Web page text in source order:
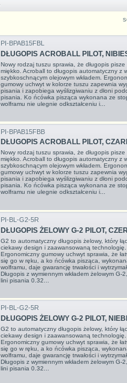
PI-BPAB15FBL
DŁUGOPIS ACROBALL PILOT,
Nowy rodzaj tuszu sprawia, że długopis pisze
miękko. Acroball to długopis automatyczny z
szybkoschnącym olejowym wkładem.
gumowy uchwyt w kolorze tuszu zapewnia
pisania i zapobiega wyślizgiwaniu z dłoni
pisania. Ko ńcówka pisząca wykonana ze
wolframu nie ulegnie odkształceniu i...
PI-BPAB15FBB
DŁUGOPIS ACROBALL PILOT,
Nowy rodzaj tuszu sprawia, że długopis pisze
miękko. Acroball to długopis automatyczny z
szybkoschnącym olejowym wkładem.
gumowy uchwyt w kolorze tuszu zapewnia
pisania i zapobiega wyślizgiwaniu z dłoni
pisania. Ko ńcówka pisząca wykonana ze
wolframu nie ulegnie odkształceniu i...
PI-BL-G2-5R
DŁUGOPIS ŻELOWY G-2 PILOT,
G2 to automatyczny długopis żelowy, który
ciekawy design i zaawansowaną technologię.
Ergonomiczny gumowy uchwyt sprawia, że
się go w ręku, a ko ńcówka pisząca,
wolframu, daje gwarancję trwałości i
Długopis z wymiennym wkładem żelowym G-
lini pisania 0.32...
PI-BL-G2-5R
DŁUGOPIS ŻELOWY G-2 PILOT,
G2 to automatyczny długopis żelowy, który
ciekawy design i zaawansowaną technologię.
Ergonomiczny gumowy uchwyt sprawia, że
się go w ręku, a ko ńcówka pisząca,
wolframu, daje gwarancję trwałości i
Długopis z wymiennym wkładem żelowym G-
lini pisania 0.32...